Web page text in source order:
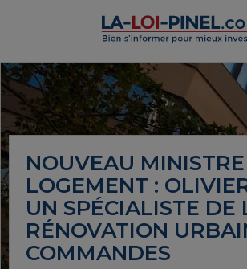
NOUVEAU
LOGEMENT :
UN SPÉCIALISTE DE
RÉNOVATION
COMMANDES